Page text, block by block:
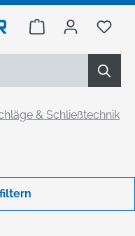
Warenkorb Du
& Schließtechnik